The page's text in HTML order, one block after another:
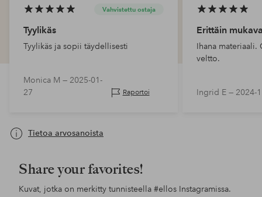
Vahvistettu ostaja
Tyylikäs
Tyylikäs ja sopii täydellisesti
Monica M — 2025-01-
27
Raportoi
Erittäin
Ihana materiaali.
veltto.
Ingrid E — 2024-
Tietoa arvosanoista
Share your favorites!
Kuvat, jotka on merkitty tunnisteella #ellos Instagramissa.